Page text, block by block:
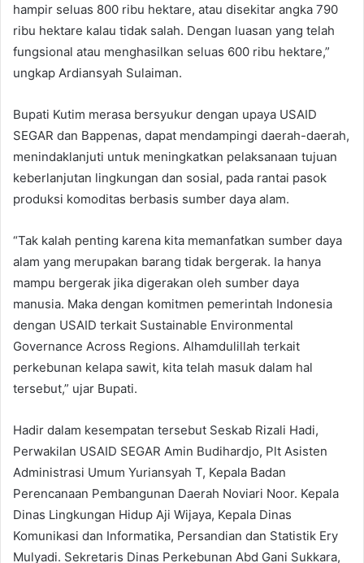
hampir seluas 800 ribu hektare, atau disekitar angka 790
ribu hektare kalau tidak salah. Dengan luasan yang telah
fungsional atau menghasilkan seluas 600 ribu hektare,”
ungkap Ardiansyah Sulaiman.
Bupati Kutim merasa bersyukur dengan upaya USAID
SEGAR dan Bappenas, dapat mendampingi daerah-daerah,
menindaklanjuti untuk meningkatkan pelaksanaan tujuan
keberlanjutan lingkungan dan sosial, pada rantai pasok
produksi komoditas berbasis sumber daya alam.
“Tak kalah penting karena kita memanfatkan sumber daya
alam yang merupakan barang tidak bergerak. Ia hanya
mampu bergerak jika digerakan oleh sumber daya
manusia. Maka dengan komitmen pemerintah Indonesia
dengan USAID terkait Sustainable Environmental
Governance Across Regions. Alhamdulillah terkait
perkebunan kelapa sawit, kita telah masuk dalam hal
tersebut,” ujar Bupati.
Hadir dalam kesempatan tersebut Seskab Rizali Hadi,
Perwakilan USAID SEGAR Amin Budihardjo, Plt Asisten
Administrasi Umum Yuriansyah T, Kepala Badan
Perencanaan Pembangunan Daerah Noviari Noor. Kepala
Dinas Lingkungan Hidup Aji Wijaya, Kepala Dinas
Komunikasi dan Informatika, Persandian dan Statistik Ery
Mulyadi. Sekretaris Dinas Perkebunan Abd Gani Sukkara,